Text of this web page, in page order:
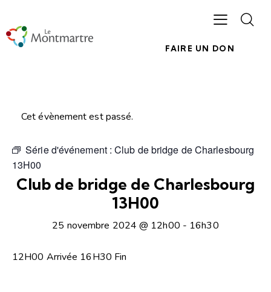
FAIRE UN DON
Cet évènement est passé.
Série d'événement :Club de bridge de Charlesbourg
13H00
Club de bridge de Charlesbourg
13H00
25 novembre 2024 @ 12h00 - 16h30
12H00 Arrivée 16H30 Fin